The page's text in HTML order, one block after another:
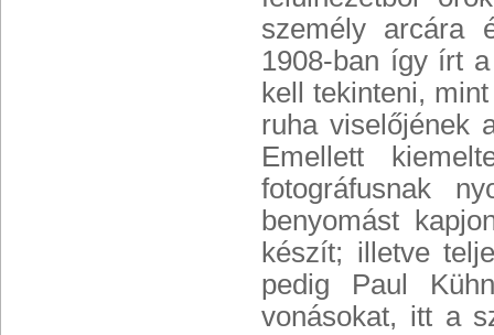
személy arcára
1908-ban így írt
kell tekinteni,
ruha viselőjének
Emellett
fotográfusnak
benyomást
készít; illetve
pedig Paul
vonásokat, itt a